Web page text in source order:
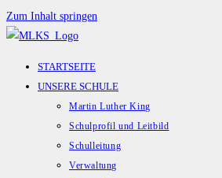
Zum Inhalt springen
STARTSEITE
UNSERE SCHULE
Martin Luther King
Schulprofil und Leitbild
Schulleitung
Verwaltung